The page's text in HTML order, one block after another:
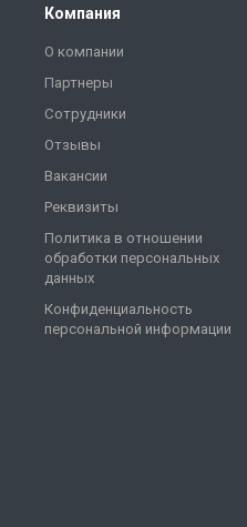
Компания
О компании
Партнеры
Сотрудники
Отзывы
Вакансии
Реквизиты
Политика в отношении
обработки персональных
данных
Конфиденциальность
персональной информации